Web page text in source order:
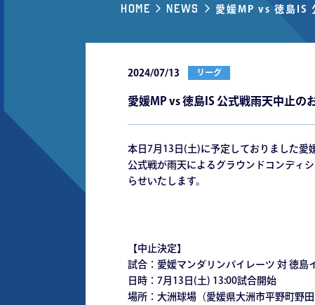
Home News 愛媛MP vs 徳島IS
2024/07/13 リーグ
愛媛MP vs 徳島IS 公式戦雨天中止の
本日7月13日(土)に予定しておりました愛
公式戦が雨天によるグラウンドコンディ
らせいたします。
【中止決定】
試合：愛媛マンダリンパイレーツ 対 徳島
日時：7月13日(土) 13:00試合開始
場所：大洲球場（愛媛県大洲市平野町野田